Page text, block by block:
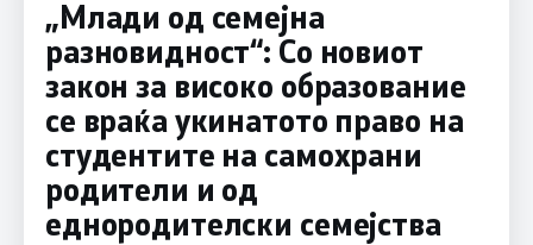
„Млади од семејна
разновидност“: Со новиот
закон за високо образование
се враќа укинатото право на
студентите на самохрани
родители и од
еднородителски семејства